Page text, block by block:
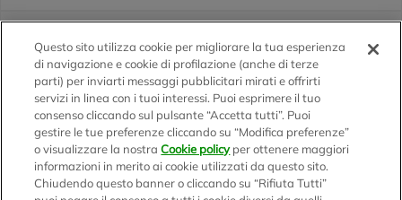
Logo Bennet
Seguici sui nostri canali
Scarica l'app
Questo sito utilizza cookie per migliorare la tua esperienza
di navigazione e cookie di profilazione (anche di terze
parti) per inviarti messaggi pubblicitari mirati e offrirti
servizi in linea con i tuoi interessi. Puoi esprimere il tuo
consenso cliccando sul pulsante “Accetta tutti”. Puoi
gestire le tue preferenze cliccando su “Modifica preferenze”
o visualizzare la nostraCookie policyper ottenere maggiori
informazioni in merito ai cookie utilizzati da questo sito.
Chiudendo questo banner o cliccando su “Rifiuta Tutti”